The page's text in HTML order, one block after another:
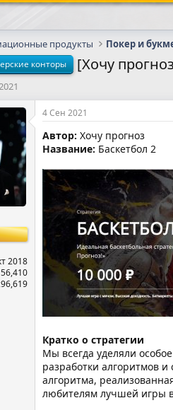
продукты Покер и
конторы [Хочу
2018
56,410
4 Сен 2021
Автор: Хочу прогноз
Название: Баскетбол 2
Кратко о стратегии
Мы всегда уделяли
разработки алгоритмов
алгоритма,
любителям лучшей игры